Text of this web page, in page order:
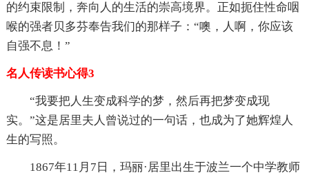
的约束限制，奔向人的生活的崇高境界。正如扼住性命咽
喉的强者贝多芬奉告我们的那样子：“噢，人啊，你应该
自强不息！”
名人传读书心得3
“我要把人生变成科学的梦，然后再把梦变成现
实。”这是居里夫人曾说过的一句话，也成为了她辉煌人
生的写照。
1867年11月7日，玛丽·居里出生于波兰一个中学教师